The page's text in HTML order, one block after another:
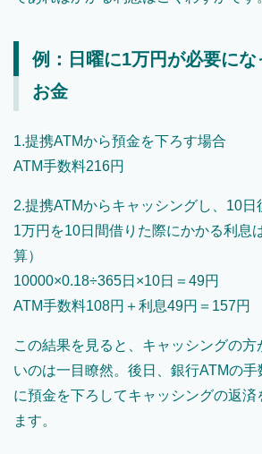
例：日曜に1万円が必要に
お金
1.提携ATMから預金を下ろす場合
ATM手数料216円
2.提携ATMからキャッシングし、10日
1万円を10日間借りた際にかかる利息
算）
10000×0.18÷365日×10日＝49円
ATM手数料108円＋利息49円＝157円
この結果を見ると、キャッシングの
いのは一目瞭然。後日、銀行ATMの
に預金を下ろしてキャッシングの返済
ます。